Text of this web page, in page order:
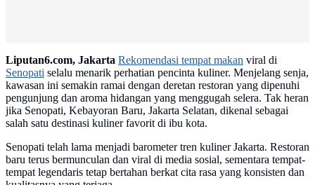
Liputan6.com, Jakarta Rekomendasi tempat makan viral di
Senopati selalu menarik perhatian pencinta kuliner. Menjelang senja,
kawasan ini semakin ramai dengan deretan restoran yang dipenuhi
pengunjung dan aroma hidangan yang menggugah selera. Tak heran
jika Senopati, Kebayoran Baru, Jakarta Selatan, dikenal sebagai
salah satu destinasi kuliner favorit di ibu kota.
Senopati telah lama menjadi barometer tren kuliner Jakarta. Restoran
baru terus bermunculan dan viral di media sosial, sementara tempat-
tempat legendaris tetap bertahan berkat cita rasa yang konsisten dan